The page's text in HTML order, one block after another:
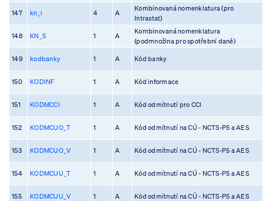
147 kn_i 4 A
Kombinovaná nomenklatura (pro
Intrastat)
148 KN_S 1 A
Kombinovaná nomenklatura
(podmnožina pro spotřební daně)
149 kodbanky 1 A Kód banky
150 KODINF 1 A Kód informace
151 KODMCCI 1 A Kód odmítnutí pro CCI
152 KODMCUO_T 1 A Kód odmítnutí na CÚ - NCTS-P5 a AES
153 KODMCUO_V 1 A Kód odmítnutí na CÚ - NCTS-P5 a AES
154 KODMCUU_T 1 A Kód odmítnutí na CÚ - NCTS-P5 a AES
155 KODMCUU_V 1 A Kód odmítnutí na CÚ - NCTS-P5 a AES